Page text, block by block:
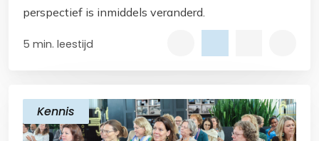
perspectief is inmiddels veranderd.
5 min. leestijd
Kennis